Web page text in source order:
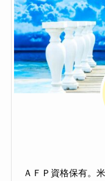
ＡＦＰ資格保有。